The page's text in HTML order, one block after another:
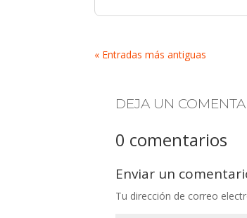
« Entradas más antiguas
DEJA UN
0 comentarios
Enviar un
Tu dirección de correo